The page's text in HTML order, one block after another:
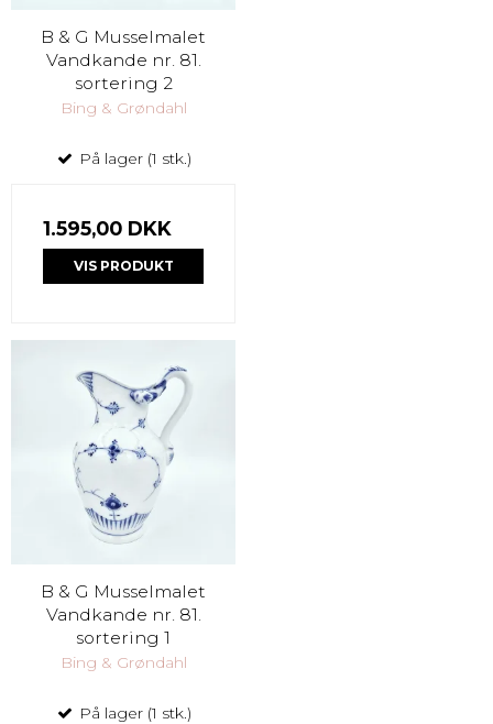
B & G Musselmalet
Vandkande nr. 81.
sortering 2
Bing & Grøndahl
På lager (1 stk.)
1.595,00 DKK
VIS PRODUKT
B & G Musselmalet
Vandkande nr. 81.
sortering 1
Bing & Grøndahl
På lager (1 stk.)